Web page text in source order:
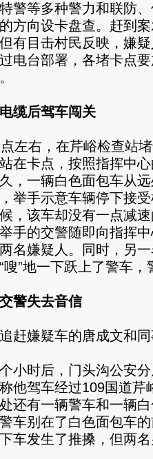
警等多种警力和联防
方向设卡盘查。赶到
有目击村民反映，嫌
电台部署，各堵卡点
缆后驾车闯关
右，在芹峪检查站堵
在卡点，按照指挥中
，一辆白色面包车从
举手示意车辆停下接
，该车却没有一点减
手的交警随即向指挥
名嫌疑人。同时，另
嗖”地一下跃上了警车
警失去音信
嫌疑车的唐成文和同
时后，门头沟公安分
他驾车经过109国道芹
还有一辆警车和一辆
车别在了白色面包车
车发生了推搡，但两